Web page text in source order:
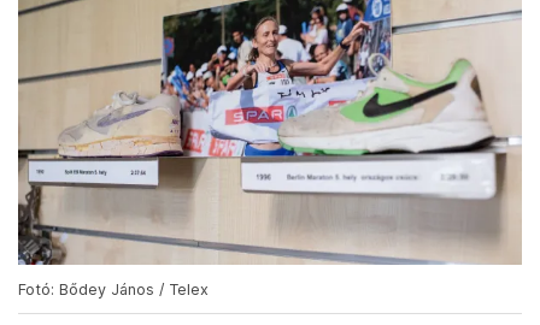
Fotó: Bődey János / Telex